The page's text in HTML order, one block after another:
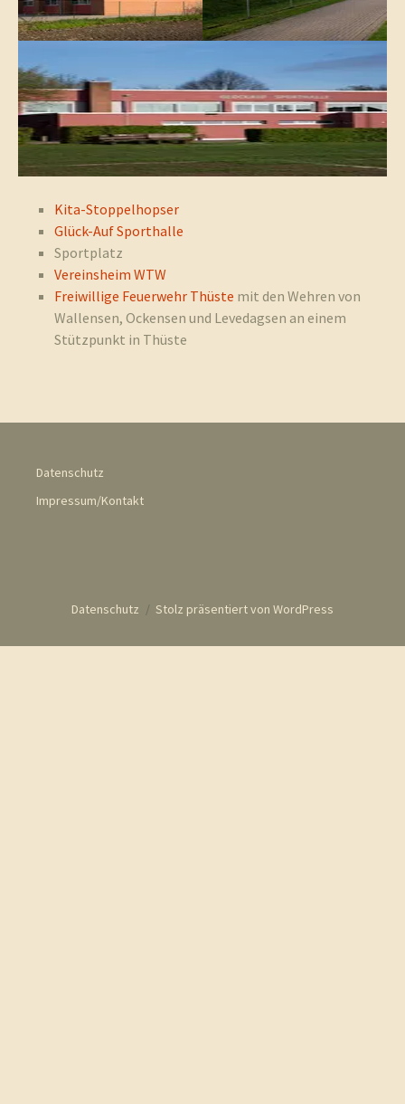
Kita-Stoppelhopser
Glück-Auf Sporthalle
Sportplatz
Vereinsheim WTW
Freiwillige Feuerwehr Thüste mit den Wehren von
Wallensen, Ockensen und Levedagsen an einem
Stützpunkt in Thüste
Datenschutz
Impressum/Kontakt
Datenschutz Stolz präsentiert von WordPress